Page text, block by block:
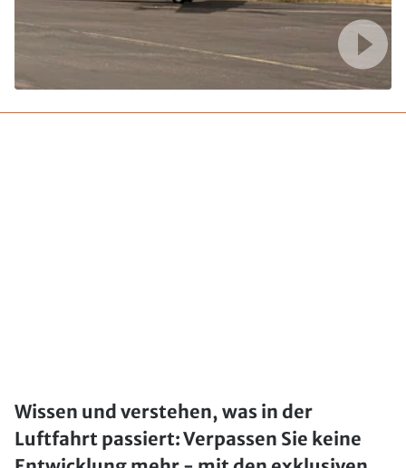
Wissen und verstehen, was in der
Luftfahrt passiert: Verpassen Sie keine